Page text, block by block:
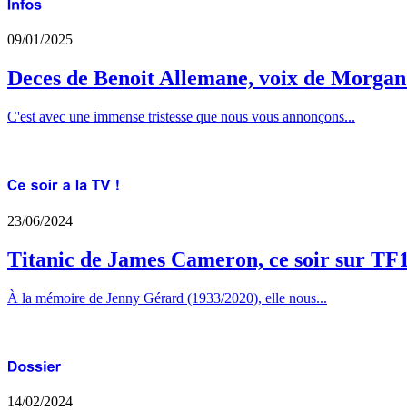
09/01/2025
Deces de Benoit Allemane, voix de
C'est avec une immense tristesse que nous vous annonçons...
23/06/2024
Titanic de James Cameron, ce soir sur
À la mémoire de Jenny Gérard (1933/2020), elle nous...
14/02/2024